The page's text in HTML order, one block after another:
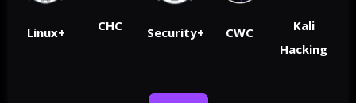
Linux+ CHC Security+ CWC
Kali
Hacking